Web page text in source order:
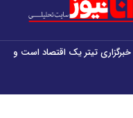
تیتر یک اقتصاد است و